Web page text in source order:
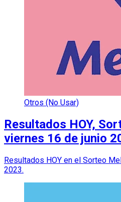
Otros (No Usar)
Resultados HOY,
viernes 16 de junio
Resultados HOY en el Sorteo
2023.